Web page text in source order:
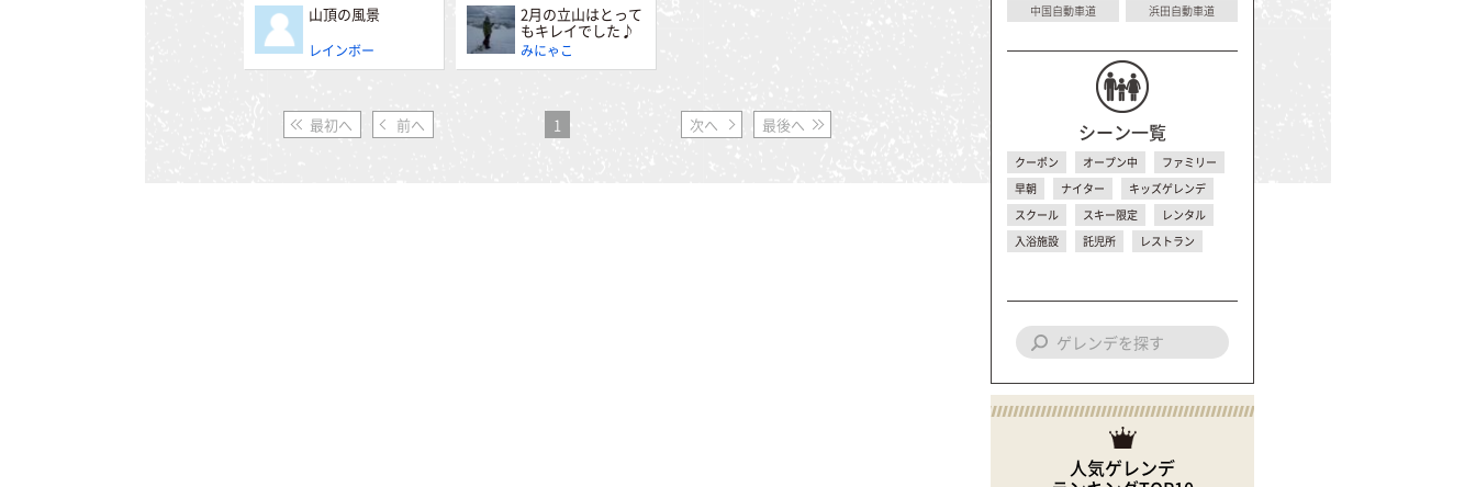
山頂の風景
レインボー
2月の立山はとって
もキレイでした♪
みにゃこ
最初へ 前へ 1 次へ 最後へ
中国自動車道
浜田自動車道
シーン一覧
クーポン オープン中
ファミリー
早朝
ナイター
キッズゲレンデ
スクール
スキー限定
レンタル
入浴施設
託児所 レストラン
人気ゲレンデ